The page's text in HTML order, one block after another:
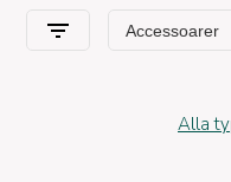
Alla